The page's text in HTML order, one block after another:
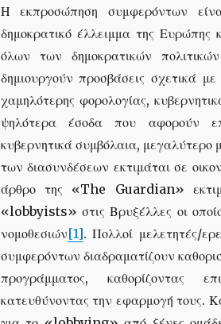
Η εκπροσώπηση συμφερόντων
δημοκρατικό έλλειμμα της Ευρώπης
όλων των δημοκρατικών
δημιουργούν προσβάσεις σχετικά
χαμηλότερης φορολογίας,
ψηλότερα έσοδα που αφορούν
κυβερνητικά συμβόλαια, μεγαλύτερο
των διασυνδέσεων εκτιμάται σε
άρθρο της «The Guardian»
«lobbyists» στις Βρυξέλλες οι
νομοθεσιών[1]. Πολλοί μελετητές/
συμφερόντων διαδραματίζουν
προγράμματος, καθορίζοντας
κατευθύνοντας την εφαρμογή τους.